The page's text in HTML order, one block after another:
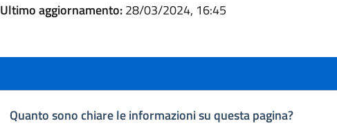
Ultimo aggiornamento:28/03/2024, 16:45
Quanto sono chiare le informazioni su questa pagina?